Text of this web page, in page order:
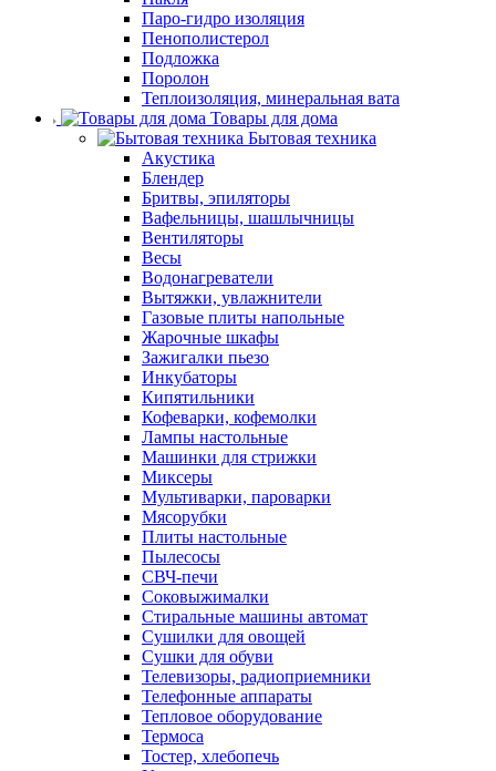
Паро-гидро изоляция
Пенополистерол
Подложка
Поролон
Теплоизоляция, минеральная вата
Товары для дома
Бытовая техника
Акустика
Блендер
Бритвы, эпиляторы
Вафельницы, шашлычницы
Вентиляторы
Весы
Водонагреватели
Вытяжки, увлажнители
Газовые плиты напольные
Жарочные шкафы
Зажигалки пьезо
Инкубаторы
Кипятильники
Кофеварки, кофемолки
Лампы настольные
Машинки для стрижки
Миксеры
Мультиварки, пароварки
Мясорубки
Плиты настольные
Пылесосы
СВЧ-печи
Соковыжималки
Стиральные машины автомат
Сушилки для овощей
Сушки для обуви
Телевизоры, радиоприемники
Телефонные аппараты
Тепловое оборудование
Термоса
Тостер, хлебопечь